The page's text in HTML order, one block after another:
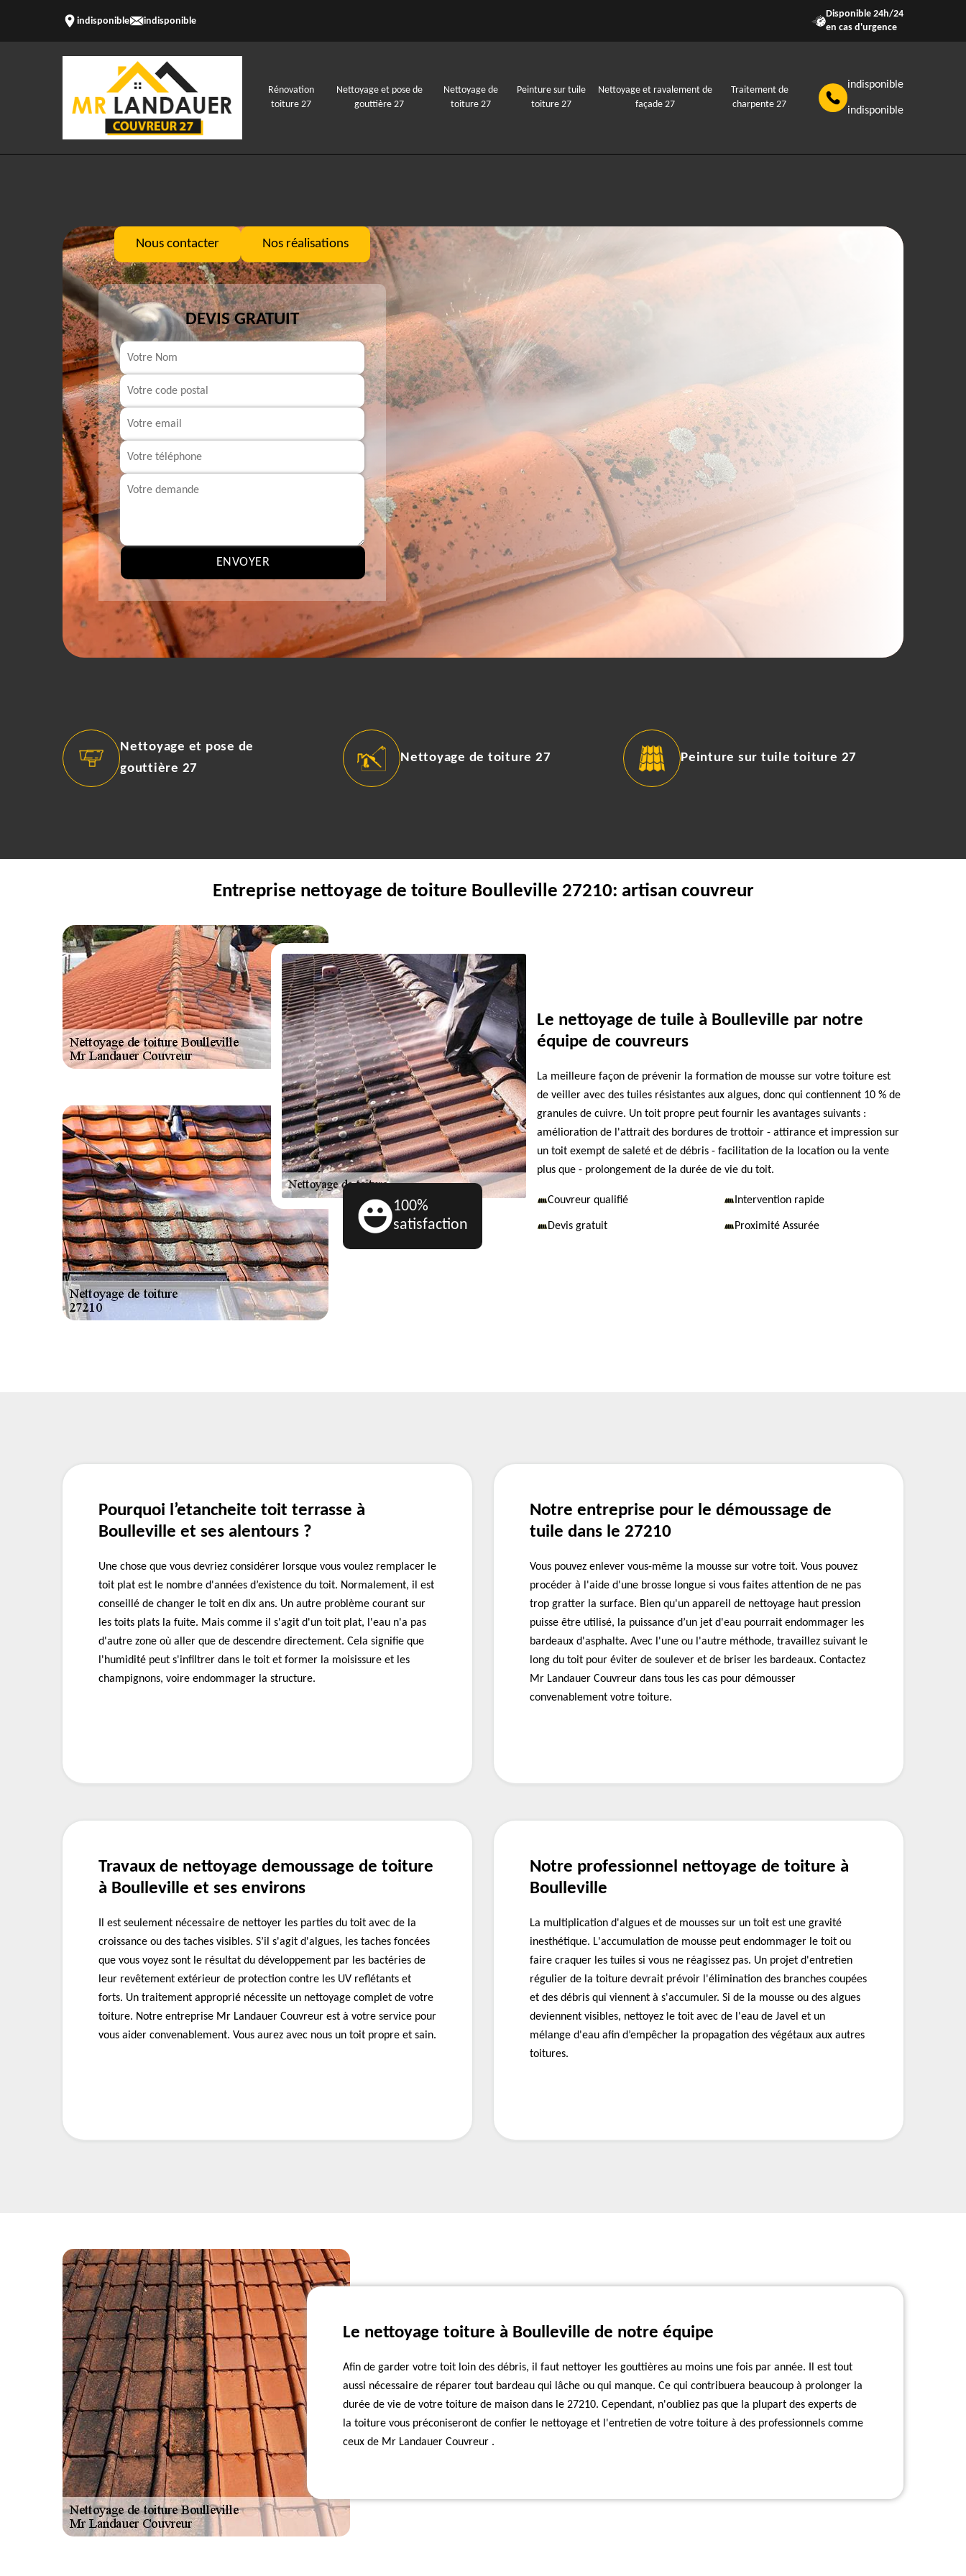
indisponible indisponible
Disponible 24h/24
en cas d'urgence
Rénovation
toiture 27
Nettoyage et pose de
gouttière 27
Nettoyage de
toiture 27
Peinture sur tuile
toiture 27
Nettoyage et ravalement de
façade 27
Traitement de
charpente 27
indisponible
indisponible
Nous contacter Nos réalisations
DEVIS GRATUIT
Nettoyage et pose de
gouttière 27
Nettoyage de toiture 27 Peinture sur tuile toiture 27
Entreprise nettoyage de toiture Boulleville 27210: artisan couvreur
100%
satisfaction
Le nettoyage de tuile à Boulleville par notre
équipe de couvreurs
La meilleure façon de prévenir la formation de mousse sur votre toiture est
de veiller avec des tuiles résistantes aux algues, donc qui contiennent 10 % de
granules de cuivre. Un toit propre peut fournir les avantages suivants :
amélioration de l'attrait des bordures de trottoir - attirance et impression sur
un toit exempt de saleté et de débris - facilitation de la location ou la vente
plus que - prolongement de la durée de vie du toit.
Couvreur qualifié Intervention rapide
Devis gratuit Proximité Assurée
Pourquoi l’etancheite toit terrasse à
Boulleville et ses alentours ?
Une chose que vous devriez considérer lorsque vous voulez remplacer le
toit plat est le nombre d'années d’existence du toit. Normalement, il est
conseillé de changer le toit en dix ans. Un autre problème courant sur
les toits plats la fuite. Mais comme il s'agit d'un toit plat, l'eau n'a pas
d'autre zone où aller que de descendre directement. Cela signifie que
l'humidité peut s'infiltrer dans le toit et former la moisissure et les
champignons, voire endommager la structure.
Notre entreprise pour le démoussage de
tuile dans le 27210
Vous pouvez enlever vous-même la mousse sur votre toit. Vous pouvez
procéder à l'aide d'une brosse longue si vous faites attention de ne pas
trop gratter la surface. Bien qu'un appareil de nettoyage haut pression
puisse être utilisé, la puissance d’un jet d'eau pourrait endommager les
bardeaux d'asphalte. Avec l'une ou l'autre méthode, travaillez suivant le
long du toit pour éviter de soulever et de briser les bardeaux. Contactez
Mr Landauer Couvreur dans tous les cas pour démousser
convenablement votre toiture.
Travaux de nettoyage demoussage de toiture
à Boulleville et ses environs
Il est seulement nécessaire de nettoyer les parties du toit avec de la
croissance ou des taches visibles. S’il s'agit d'algues, les taches foncées
que vous voyez sont le résultat du développement par les bactéries de
leur revêtement extérieur de protection contre les UV reflétants et
forts. Un traitement approprié nécessite un nettoyage complet de votre
toiture. Notre entreprise Mr Landauer Couvreur est à votre service pour
vous aider convenablement. Vous aurez avec nous un toit propre et sain.
Notre professionnel nettoyage de toiture à
Boulleville
La multiplication d'algues et de mousses sur un toit est une gravité
inesthétique. L'accumulation de mousse peut endommager le toit ou
faire craquer les tuiles si vous ne réagissez pas. Un projet d'entretien
régulier de la toiture devrait prévoir l'élimination des branches coupées
et des débris qui viennent à s'accumuler. Si de la mousse ou des algues
deviennent visibles, nettoyez le toit avec de l'eau de Javel et un
mélange d'eau afin d’empêcher la propagation des végétaux aux autres
toitures.
Le nettoyage toiture à Boulleville de notre équipe
Afin de garder votre toit loin des débris, il faut nettoyer les gouttières au moins une fois par année. Il est tout
aussi nécessaire de réparer tout bardeau qui lâche ou qui manque. Ce qui contribuera beaucoup à prolonger la
durée de vie de votre toiture de maison dans le 27210. Cependant, n'oubliez pas que la plupart des experts de
la toiture vous préconiseront de confier le nettoyage et l'entretien de votre toiture à des professionnels comme
ceux de Mr Landauer Couvreur .